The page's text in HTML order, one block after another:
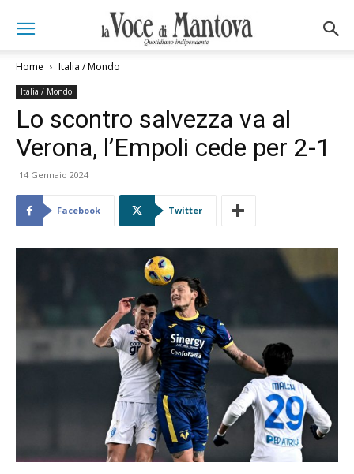
Home Italia / Mondo
Italia / Mondo
Lo scontro salvezza va al
Verona, l’Empoli cede per 2-1
14 Gennaio 2024
Facebook Twitter